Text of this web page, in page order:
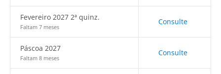
Fevereiro 2027 2ª quinz.
Faltam 7 meses
Consulte
Páscoa 2027
Faltam 8 meses
Consulte